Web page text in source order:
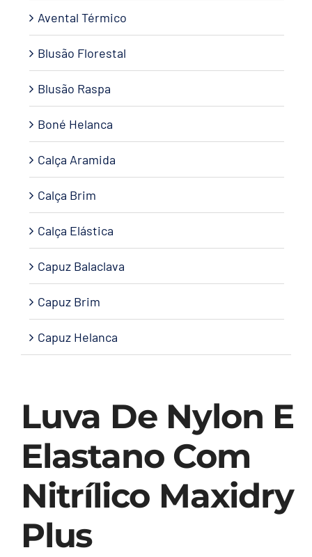
Luva De Nylon E
Elastano Com
Nitrílico Maxidry
Plus
Avental Térmico
Blusão Florestal
Blusão Raspa
Boné Helanca
Calça Aramida
Calça Brim
Calça Elástica
Capuz Balaclava
Capuz Brim
Capuz Helanca